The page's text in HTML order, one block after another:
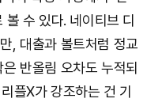
수 있다. 네이티브 디
, 대출과 볼트처럼 정교
반올림 오차도 누적되
플X가 강조하는 건 기